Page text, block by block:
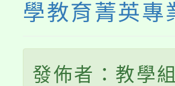
學教育菁英專
發佈者：教學